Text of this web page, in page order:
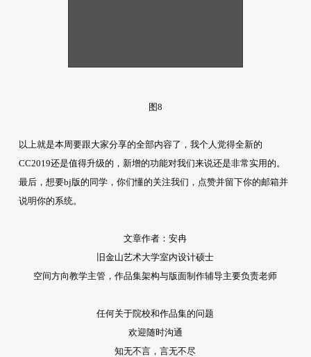
图8
以上就是本周要跟大家分享的全部内容了，我个人觉得全新的
CC2019还是值得升级的，新增的功能对我们来说还是非常实用的。
最后，想要bj版的同学，你们懂的关注我们，点赞并留下你的邮箱并
说明你的系统。
文章作者：安冉
旧金山艺术大学室内设计硕士
空间方向教学主管，作品集架构与版面制作辅导主要负责老师
任何关于院校和作品集的问题
欢迎随时沟通
知无不言，言无不尽